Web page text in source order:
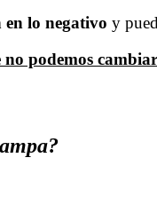
en lo negativo y
no podemos